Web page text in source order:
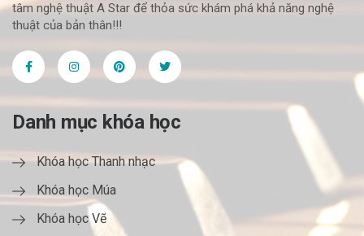
tâm nghệ thuật A Star để thỏa sức khám phá khả năng nghệ
thuật của bản thân!!!
Danh mục khóa học
Khóa học Thanh nhạc
Khóa học Múa
Khóa học Vẽ